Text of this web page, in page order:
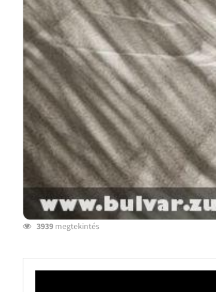
3939 megtekintés